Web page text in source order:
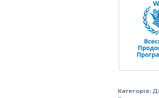
Категорія: